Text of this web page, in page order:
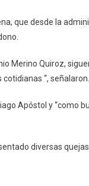
que desde la
Merino Quiroz,
“, señalaron.
Apóstol y “como
diversas